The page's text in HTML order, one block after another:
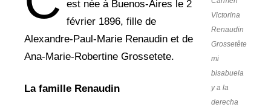
Victorina
Renaudin
Grossetête
mi
bisabuela
y a la
derecha
est née à Buenos-Aires le 2
février 1896, fille de
Alexandre-Paul-Marie Renaudin et de
Ana-Marie-Robertine Grossetete.
La famille Renaudin